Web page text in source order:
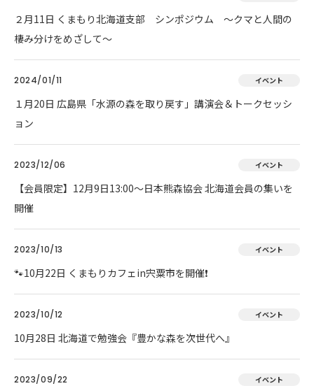
２月11日 くまもり北海道支部 シンポジウム ～クマと人間の
棲み分けをめざして～
2024/01/11 イベント
１月20日 広島県「水源の森を取り戻す」講演会＆トークセッシ
ョン
2023/12/06 イベント
【会員限定】12月9日13:00～日本熊森協会 北海道会員の集いを
開催
2023/10/13 イベント
🐾10月22日 くまもりカフェin宍粟市を開催❗
2023/10/12 イベント
10月28日 北海道で勉強会『豊かな森を次世代へ』
2023/09/22 イベント